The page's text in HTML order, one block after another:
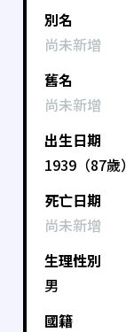
別名
尚未新增
舊名
尚未新增
出生日期
1939（87歲）
死亡日期
尚未新增
生理性別
男
國籍